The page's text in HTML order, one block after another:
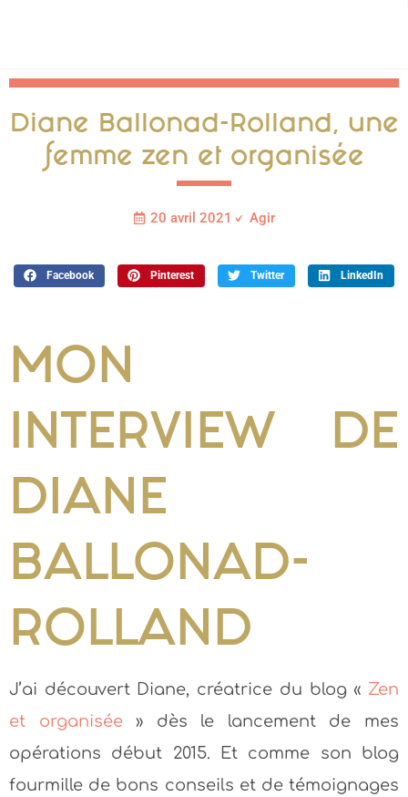
Diane Ballonad-Rolland, une
femme zen et organisée
20 avril 2021 Agir
Facebook Pinterest Twitter LinkedIn
MON
INTERVIEW DE
DIANE
BALLONAD-
ROLLAND
J’ai découvert Diane, créatrice du blog « Zen
et organisée» dès le lancement de mes
opérations début 2015. Et comme son blog
fourmille de bons conseils et de témoignages